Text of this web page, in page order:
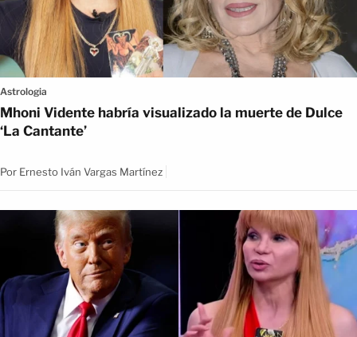
Astrologia
Mhoni Vidente habría visualizado la muerte de Dulce
‘La Cantante’
Por Ernesto Iván Vargas Martínez